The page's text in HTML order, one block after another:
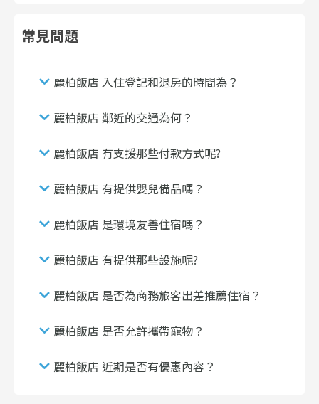
常見問題
麗柏飯店 入住登記和退房的時間為？
麗柏飯店 鄰近的交通為何？
麗柏飯店 有支援那些付款方式呢?
麗柏飯店 有提供嬰兒備品嗎？
麗柏飯店 是環境友善住宿嗎？
麗柏飯店 有提供那些設施呢?
麗柏飯店 是否為商務旅客出差推薦住宿？
麗柏飯店 是否允許攜帶寵物？
麗柏飯店 近期是否有優惠內容？